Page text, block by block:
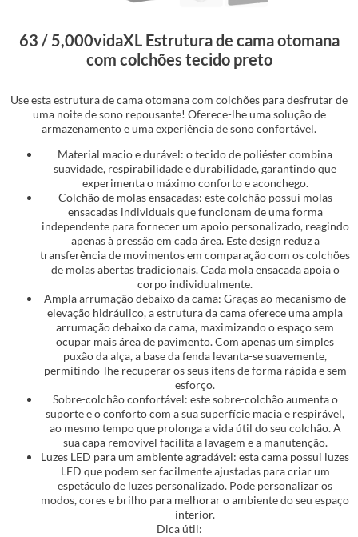
63 / 5,000vidaXL Estrutura de cama otomana
com colchões tecido preto
Use esta estrutura de cama otomana com colchões para desfrutar de
uma noite de sono repousante! Oferece-lhe uma solução de
armazenamento e uma experiência de sono confortável.
Material macio e durável: o tecido de poliéster combina
suavidade, respirabilidade e durabilidade, garantindo que
experimenta o máximo conforto e aconchego.
Colchão de molas ensacadas: este colchão possui molas
ensacadas individuais que funcionam de uma forma
independente para fornecer um apoio personalizado, reagindo
apenas à pressão em cada área. Este design reduz a
transferência de movimentos em comparação com os colchões
de molas abertas tradicionais. Cada mola ensacada apoia o
corpo individualmente.
Ampla arrumação debaixo da cama: Graças ao mecanismo de
elevação hidráulico, a estrutura da cama oferece uma ampla
arrumação debaixo da cama, maximizando o espaço sem
ocupar mais área de pavimento. Com apenas um simples
puxão da alça, a base da fenda levanta-se suavemente,
permitindo-lhe recuperar os seus itens de forma rápida e sem
esforço.
Sobre-colchão confortável: este sobre-colchão aumenta o
suporte e o conforto com a sua superfície macia e respirável,
ao mesmo tempo que prolonga a vida útil do seu colchão. A
sua capa removível facilita a lavagem e a manutenção.
Luzes LED para um ambiente agradável: esta cama possui luzes
LED que podem ser facilmente ajustadas para criar um
espetáculo de luzes personalizado. Pode personalizar os
modos, cores e brilho para melhorar o ambiente do seu espaço
interior.
Dica útil: